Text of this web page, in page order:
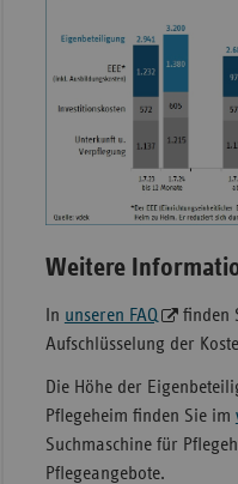
Weitere
In unseren FAQ
finden
Aufschlüsselung der
Die Höhe der
Pflegeheim finden Sie im
Suchmaschine für
Pflegeangebote.